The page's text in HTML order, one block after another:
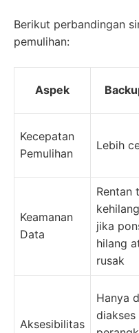
Berikut perbandingan
pemulihan:
Aspek
Kecepatan
Pemulihan
Lebih
Keamanan
Data
Rentan
jika
hilang
rusak
Aksesibilitas
Hanya
diakses